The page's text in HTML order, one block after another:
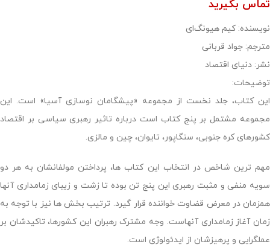
تماس بگیرید
نویسنده: کیم‌ هیونگ‌ای
مترجم: جواد قربانی
نشر: دنیای اقتصاد
توضیحات:
این کتاب، جلد نخست از مجموعه «پیشگامان نوسازی آسیا» است. این
مجموعه مشتمل بر پنج کتاب است درباره تاثیر رهبری سیاسی بر اقتصاد
کشورهای کره جنوبی، سنگاپور، تایوان، چین و مالزی.
مهم ­ترین شاخص در انتخاب این کتاب ­ها، پرداختن مولفانشان به هر دو
سویه منفی و مثبت رهبری این پنج تن بوده تا زشت و زیبای زمامداری آنها
همزمان در معرض قضاوت خواننده قرار گیرد. ترتیب بخش­ ها نیز با توجه به
زمان آغاز زمامداری آنهاست. وجه مشترک رهبران این کشورها، تاکیدشان بر
عملگرایی و پرهیزشان از ایدئولوژی است.